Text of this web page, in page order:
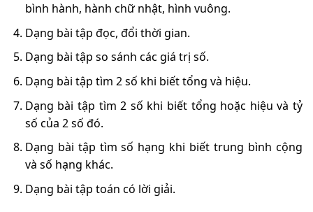
bình hành, hành chữ nhật, hình vuông.
Dạng bài tập đọc, đổi thời gian.
Dạng bài tập so sánh các giá trị số.
Dạng bài tập tìm 2 số khi biết tổng và hiệu.
Dạng bài tập tìm 2 số khi biết tổng hoặc hiệu và tỷ
số của 2 số đó.
Dạng bài tập tìm số hạng khi biết trung bình cộng
và số hạng khác.
Dạng bài tập toán có lời giải.